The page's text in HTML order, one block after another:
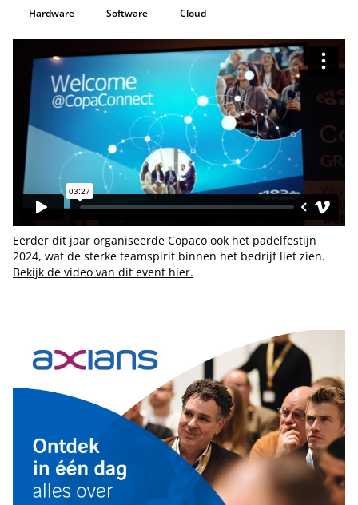
Hardware Software Cloud
Eerder dit jaar organiseerde Copaco ook het padelfestijn
2024, wat de sterke teamspirit binnen het bedrijf liet zien.
Bekijk de video van dit event hier.